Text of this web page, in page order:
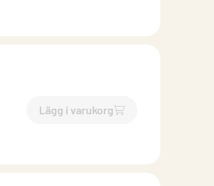
Lägg i varukorg
`$Lägg till